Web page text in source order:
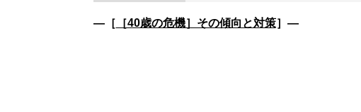
―［ ［40歳の危機］その傾向と対策］―